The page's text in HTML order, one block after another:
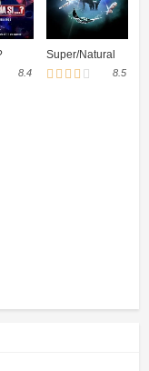
8.4
Super/Natural
8.5